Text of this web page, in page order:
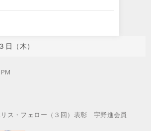
日（木）
ス・フェロー（３回）表彰 宇野進会員